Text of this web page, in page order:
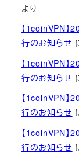
より
【1coinVPN】
行のお知らせ
【1coinVPN】
行のお知らせ
【1coinVPN】
行のお知らせ
【1coinVPN】
行のお知らせ